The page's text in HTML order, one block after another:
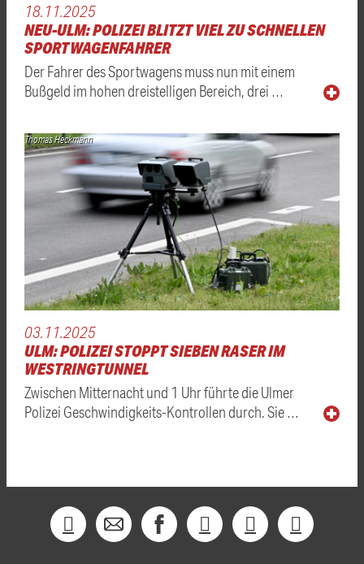
18.11.2025
NEU-ULM: POLIZEI BLITZT VIEL ZU SCHNELLEN
SPORTWAGENFAHRER
Der Fahrer des Sportwagens muss nun mit einem
Bußgeld im hohen dreistelligen Bereich, drei …
Thomas Heckmann
03.11.2025
ULM: POLIZEI STOPPT SIEBEN RASER IM
WESTRINGTUNNEL
Zwischen Mitternacht und 1 Uhr führte die Ulmer
Polizei Geschwindigkeits-Kontrollen durch. Sie …